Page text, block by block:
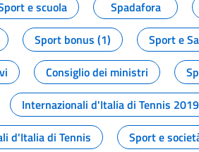
e scuola Spadafora
Sport bonus (1) Sport e
Consiglio dei ministri
Internazionali d'Italia di Tennis 2019
d'Italia di Tennis Sport e